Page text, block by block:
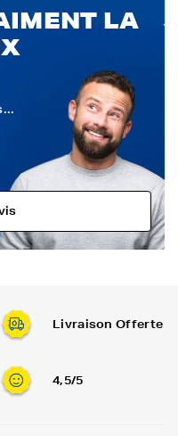
LA
Livraison Offerte
4,5/5